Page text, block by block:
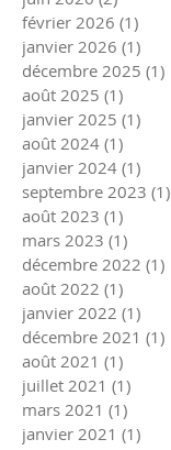
février 2026 (1)
janvier 2026 (1)
décembre 2025 (1)
août 2025 (1)
janvier 2025 (1)
août 2024 (1)
janvier 2024 (1)
septembre 2023 (1)
août 2023 (1)
mars 2023 (1)
décembre 2022 (1)
août 2022 (1)
janvier 2022 (1)
décembre 2021 (1)
août 2021 (1)
juillet 2021 (1)
mars 2021 (1)
janvier 2021 (1)